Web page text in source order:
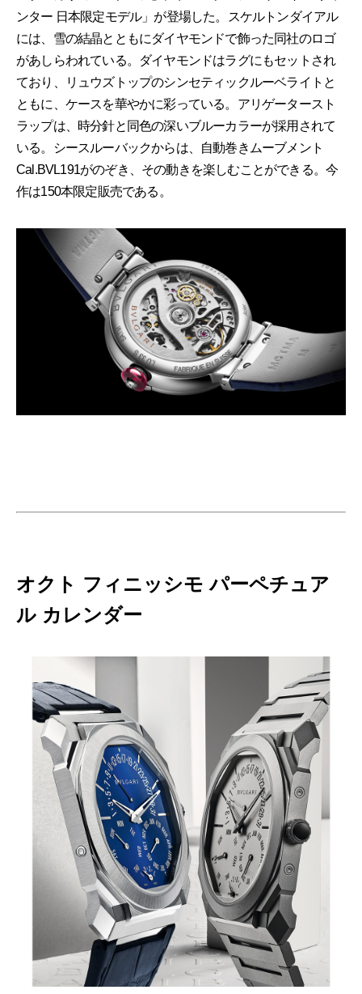
ンター 日本限定モデル」が登場した。スケルトンダイアル
には、雪の結晶とともにダイヤモンドで飾った同社のロゴ
があしらわれている。ダイヤモンドはラグにもセットされ
ており、リュウズトップのシンセティックルーベライトと
ともに、ケースを華やかに彩っている。アリゲータースト
ラップは、時分針と同色の深いブルーカラーが採用されて
いる。シースルーバックからは、自動巻きムーブメント
Cal.BVL191がのぞき、その動きを楽しむことができる。今
作は150本限定販売である。
オクト フィニッシモ パーペチュア
ル カレンダー